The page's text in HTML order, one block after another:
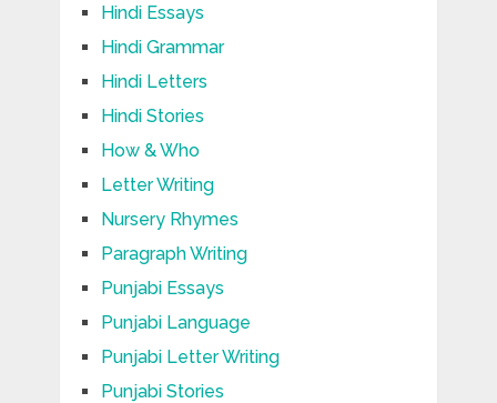
Hindi Essays
Hindi Grammar
Hindi Letters
Hindi Stories
How & Who
Letter Writing
Nursery Rhymes
Paragraph Writing
Punjabi Essays
Punjabi Language
Punjabi Letter Writing
Punjabi Stories